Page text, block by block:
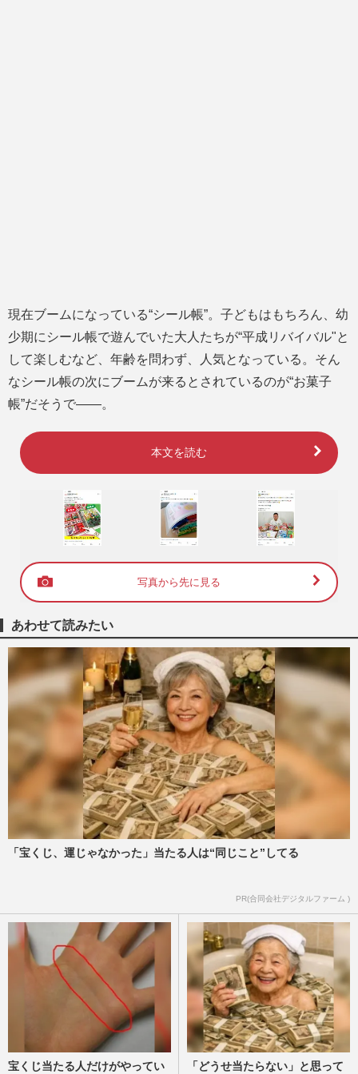
現在ブームになっている“シール帳”。子どもはもちろん、幼
少期にシール帳で遊んでいた大人たちが“平成リバイバル"と
して楽しむなど、年齢を問わず、人気となっている。そん
なシール帳の次にブームが来るとされているのが“お菓子
帳”だそうで――。
本文を読む
写真から先に見る
あわせて読みたい
「宝くじ、運じゃなかった」当たる人は“同じこと”してる
PR(合同会社デジタルファーム )
宝くじ当たる人だけがやってい 「どうせ当たらない」と思って